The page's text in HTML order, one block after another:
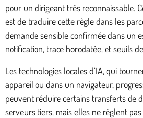
pour un dirigeant très reconnaissable.
est de traduire cette règle dans les
demande sensible confirmée dans un
notification, trace horodatée, et seuils
Les technologies locales d’IA, qui
appareil ou dans un navigateur,
peuvent réduire certains transferts de
serveurs tiers, mais elles ne règlent